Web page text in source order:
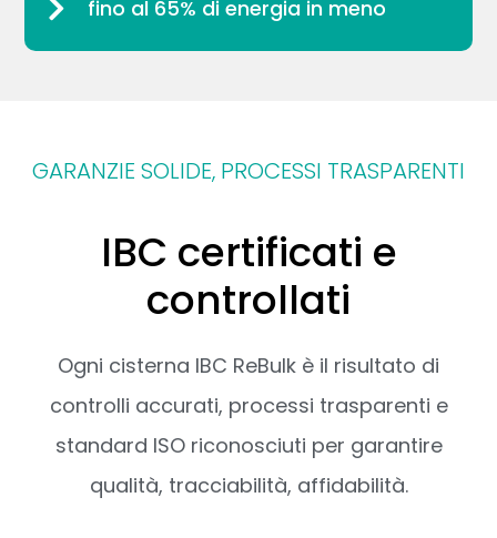
fino al 65% di energia in meno
GARANZIE SOLIDE, PROCESSI TRASPARENTI
IBC certificati e
controllati
Ogni cisterna IBC ReBulk è il risultato di
controlli accurati, processi trasparenti e
standard ISO riconosciuti per garantire
qualità, tracciabilità, affidabilità.